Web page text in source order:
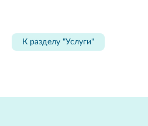
К разделу "Услуги"